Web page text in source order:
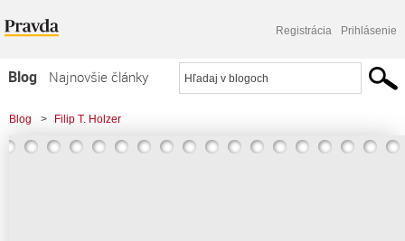
Registrácia Prihlásenie
Blog
Najnovšie články
Najčítanejšie články
Najkomentovanejšie články
Blog > Filip T. Holzer